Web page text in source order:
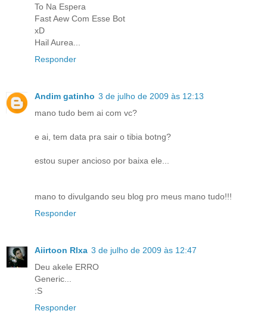
To Na Espera
Fast Aew Com Esse Bot
xD
Hail Aurea...
Responder
Andim gatinho 3 de julho de 2009 às 12:13
mano tudo bem ai com vc?
e ai, tem data pra sair o tibia botng?
estou super ancioso por baixa ele...
mano to divulgando seu blog pro meus mano tudo!!!
Responder
Aiirtoon Rlxa 3 de julho de 2009 às 12:47
Deu akele ERRO
Generic...
:S
Responder